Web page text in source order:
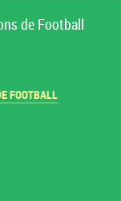
de Football
FOOTBALL